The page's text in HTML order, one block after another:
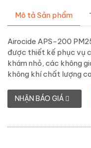
Mô tả Sản phẩm
Airocide APS-200
được thiết kế phục vụ
khám nhỏ, các không
không khí chất lượng
NHẬN BÁO GIÁ